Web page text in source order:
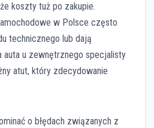
koszty tuż po zakupie.
w Polsce często
technicznego lub dają
auta u zewnętrznego specjalisty
atut, który zdecydowanie
o błędach związanych z